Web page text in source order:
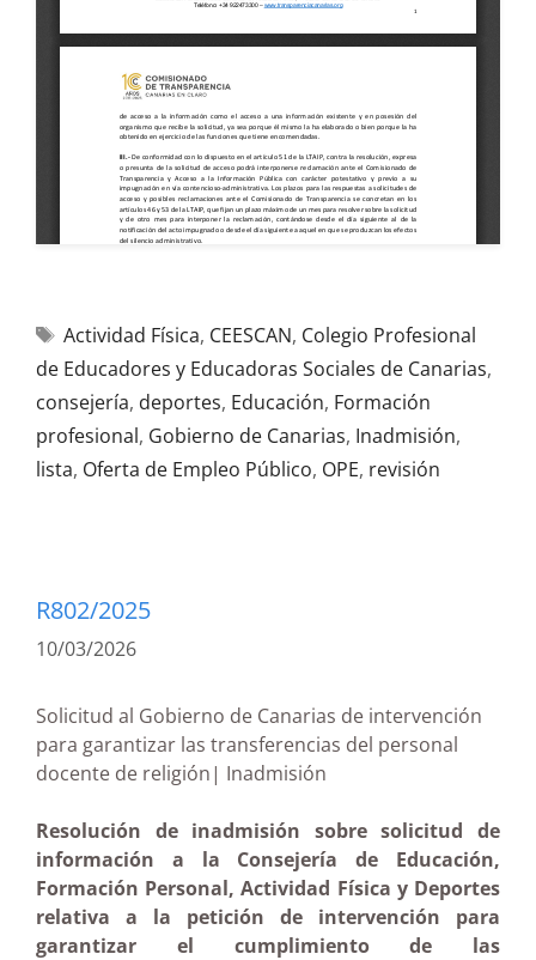
Actividad Física, CEESCAN, Colegio Profesional
de Educadores y Educadoras Sociales de Canarias,
consejería, deportes, Educación, Formación
profesional, Gobierno de Canarias, Inadmisión,
lista, Oferta de Empleo Público, OPE, revisión
R802/2025
10/03/2026
Solicitud al Gobierno de Canarias de intervención
para garantizar las transferencias del personal
docente de religión| Inadmisión
Resolución de inadmisión sobre solicitud de
información a la Consejería de Educación,
Formación Personal, Actividad Física y Deportes
relativa a la petición de intervención para
garantizar el cumplimiento de las